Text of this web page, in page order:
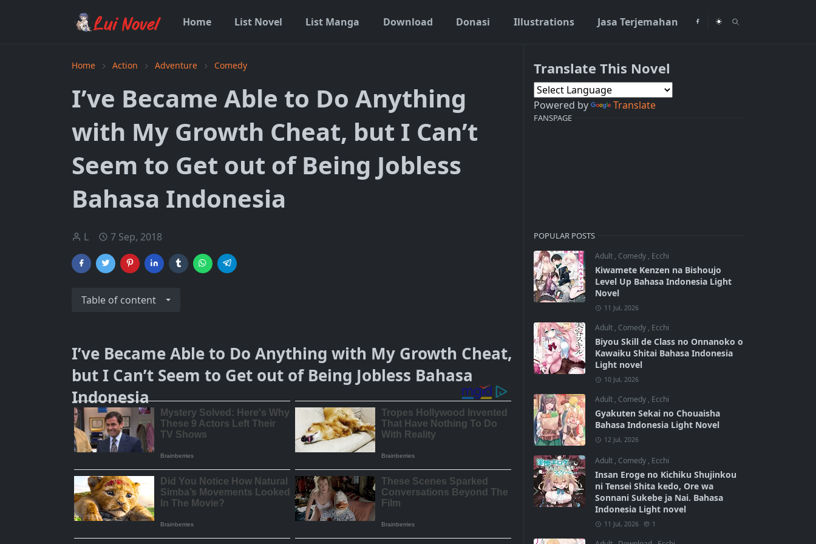
Home List Novel List Manga Download Donasi Illustrations Jasa Terjemahan
Home Action Adventure Comedy
I’ve Became Able to Do Anything
with My Growth Cheat, but I Can’t
Seem to Get out of Being Jobless
Bahasa Indonesia
L 7 Sep, 2018
Table of content
I’ve Became Able to Do Anything with My Growth Cheat,
but I Can’t Seem to Get out of Being Jobless Bahasa
Indonesia
Translate This Novel
Powered by Translate
FANSPAGE
POPULAR POSTS
Adult , Comedy , Ecchi
Kiwamete Kenzen na Bishoujo
Level Up Bahasa Indonesia Light
Novel
11 Jul, 2026
Adult , Comedy , Ecchi
Biyou Skill de Class no Onnanoko o
Kawaiku Shitai Bahasa Indonesia
Light novel
10 Jul, 2026
Adult , Comedy , Ecchi
Gyakuten Sekai no Chouaisha
Bahasa Indonesia Light Novel
12 Jul, 2026
Adult , Comedy , Ecchi
Insan Eroge no Kichiku Shujinkou
ni Tensei Shita kedo, Ore wa
Sonnani Sukebe ja Nai. Bahasa
Indonesia Light novel
11 Jul, 2026 1